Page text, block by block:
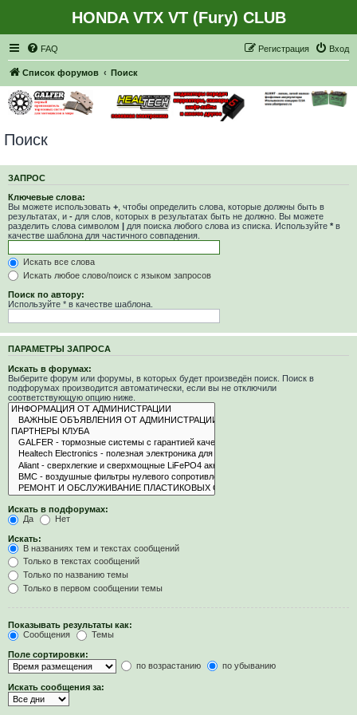
HONDA VTX VT (Fury) CLUB
FAQ Вход
Регистрация
Список форумов Поиск
Поиск
ЗАПРОС
Ключевые слова:
Вы можете использовать + , чтобы определить слова, которые должны быть в
результатах, и - для слов, которых в результатах быть не должно. Вы можете
разделить слова символом | для поиска любого слова из списка. Используйте * в
качестве шаблона для частичного совпадения.
Искать все слова
Искать любое слово/поиск с языком запросов
Поиск по автору:
Используйте * в качестве шаблона.
ПАРАМЕТРЫ ЗАПРОСА
Искать в форумах:
Выберите форум или форумы, в которых будет произведён поиск. Поиск в
подфорумах производится автоматически, если вы не отключили
соответствующую опцию ниже.
Искать в подфорумах:
Да
Нет
Искать:
В названиях тем и текстах сообщений
Только в текстах сообщений
Только по названию темы
Только в первом сообщении темы
Показывать результаты как:
Сообщения
Темы
Поле сортировки:
по возрастанию
по убыванию
Искать сообщения за: